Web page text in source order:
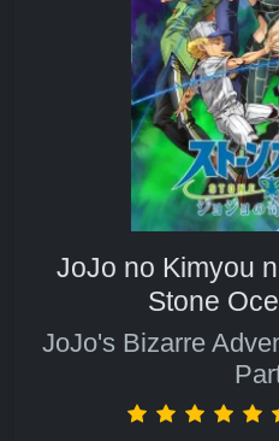
JoJo no Kimyou
Stone
JoJo's Bizarre